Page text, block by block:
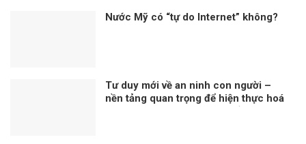
Nước Mỹ có “tự do Internet” không?
Tư duy mới về an ninh con người –
nền tảng quan trọng để hiện thực hoá